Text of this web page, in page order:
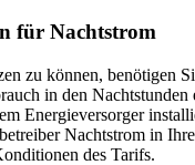
für Nachtstrom
zu können, benötigen
in den
Energieversorger
Nachtstrom in
des Tarifs.